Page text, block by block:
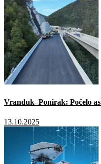
Vranduk–Ponirak: Počelo
13.10.2025